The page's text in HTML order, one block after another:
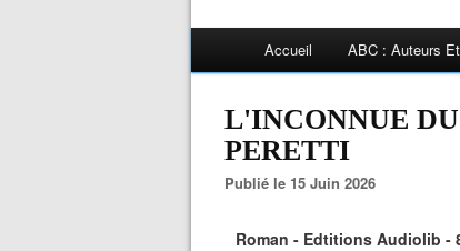
Accueil ABC : Auteurs
L'INCONNUE
PERETTI
Publié le 15 Juin 2026
Roman - Edtitions Audiolib -